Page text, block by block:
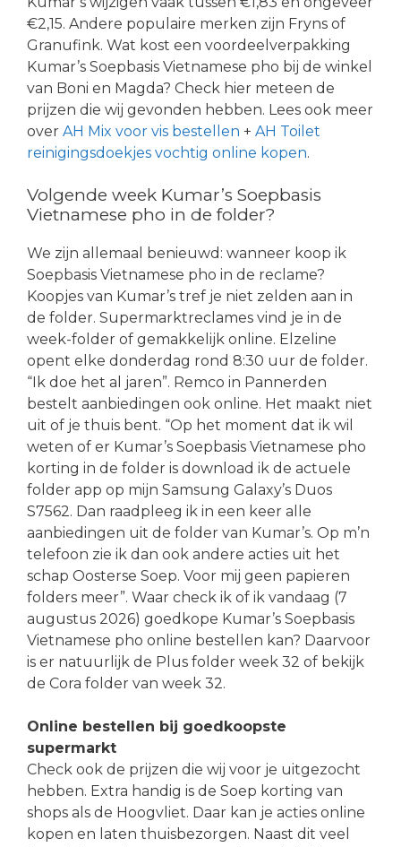
€2,15. Andere populaire merken zijn Fryns of
Granufink. Wat kost een voordeelverpakking
Kumar’s Soepbasis Vietnamese pho bij de winkel
van Boni en Magda? Check hier meteen de
prijzen die wij gevonden hebben. Lees ook meer
over AH Mix voor vis bestellen + AH Toilet
reinigingsdoekjes vochtig online kopen.
Volgende week Kumar’s Soepbasis
Vietnamese pho in de folder?
We zijn allemaal benieuwd: wanneer koop ik
Soepbasis Vietnamese pho in de reclame?
Koopjes van Kumar’s tref je niet zelden aan in
de folder. Supermarktreclames vind je in de
week-folder of gemakkelijk online. Elzeline
opent elke donderdag rond 8:30 uur de folder.
“Ik doe het al jaren”. Remco in Pannerden
bestelt aanbiedingen ook online. Het maakt niet
uit of je thuis bent. “Op het moment dat ik wil
weten of er Kumar’s Soepbasis Vietnamese pho
korting in de folder is download ik de actuele
folder app op mijn Samsung Galaxy’s Duos
S7562. Dan raadpleeg ik in een keer alle
aanbiedingen uit de folder van Kumar’s. Op m’n
telefoon zie ik dan ook andere acties uit het
schap Oosterse Soep. Voor mij geen papieren
folders meer”. Waar check ik of ik vandaag (7
augustus 2026) goedkope Kumar’s Soepbasis
Vietnamese pho online bestellen kan? Daarvoor
is er natuurlijk de Plus folder week 32 of bekijk
de Cora folder van week 32.
Online bestellen bij goedkoopste
supermarkt
Check ook de prijzen die wij voor je uitgezocht
hebben. Extra handig is de Soep korting van
shops als de Hoogvliet. Daar kan je acties online
kopen en laten thuisbezorgen. Naast dit veel